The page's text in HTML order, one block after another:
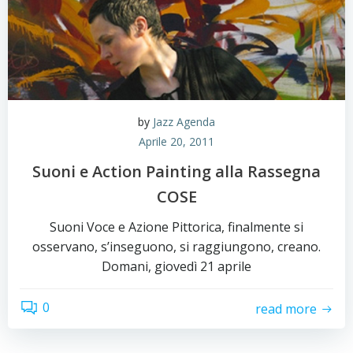
by Jazz Agenda
Aprile 20, 2011
Suoni e Action Painting alla Rassegna
COSE
Suoni Voce e Azione Pittorica, finalmente si
osservano, s’inseguono, si raggiungono, creano.
Domani, giovedì 21 aprile
0 read more